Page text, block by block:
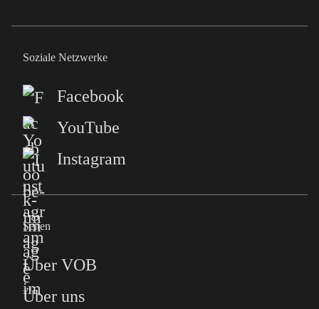
Soziale Netzwerke
Facebook
YouTube
Instagram
Seiten
Über VOB
Über uns